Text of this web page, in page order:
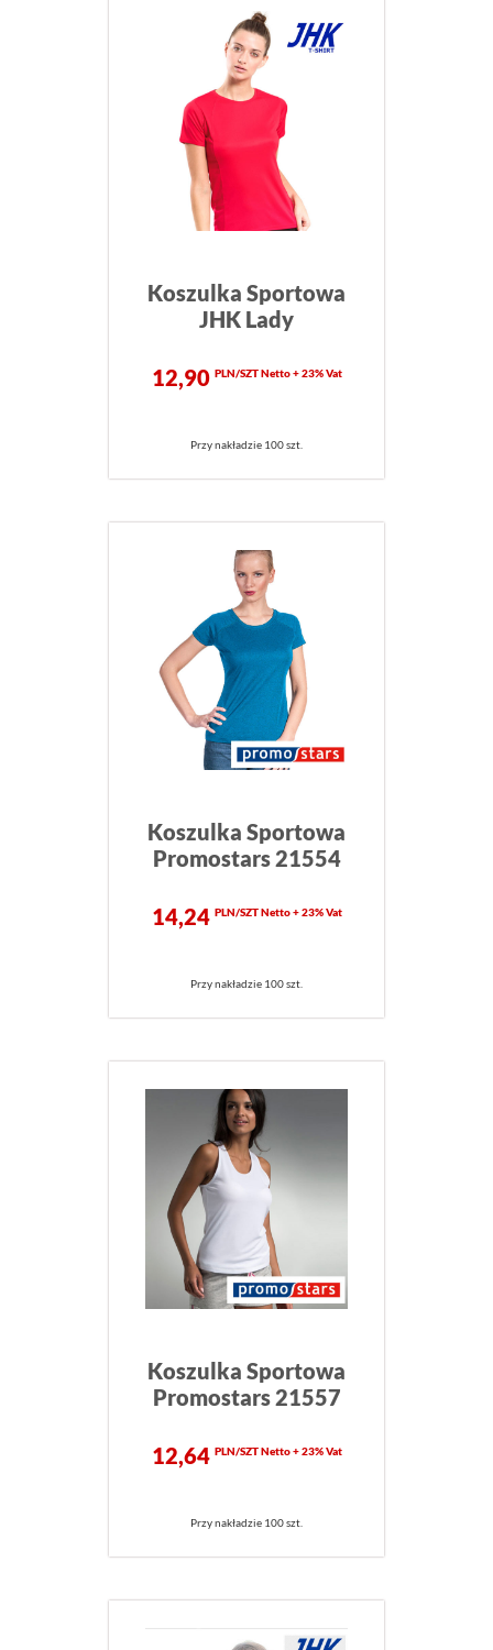
Koszulka Sportowa
JHK Lady
12,90 PLN/SZT Netto + 23% Vat
Przy nakładzie 100 szt.
Koszulka Sportowa
Promostars 21554
14,24 PLN/SZT Netto + 23% Vat
Przy nakładzie 100 szt.
Koszulka Sportowa
Promostars 21557
12,64 PLN/SZT Netto + 23% Vat
Przy nakładzie 100 szt.